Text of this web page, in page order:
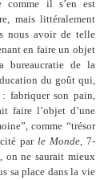
comme il s’en est
mais littéralement
nous avoir de telle
en faire un objet
bureaucratie de la
du goût qui,
: fabriquer son pain,
faire l’objet d’une
comme “trésor
par le Monde, 7-
on ne saurait mieux
sa place dans la vie